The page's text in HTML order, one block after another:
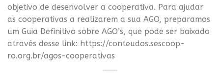
objetivo de desenvolver a cooperativa. Para ajudar
as cooperativas a realizarem a sua AGO, preparamos
um Guia Definitivo sobre AGO’s, que pode ser baixado
através desse link: https://conteudos.sescoop-
ro.org.br/agos-cooperativas